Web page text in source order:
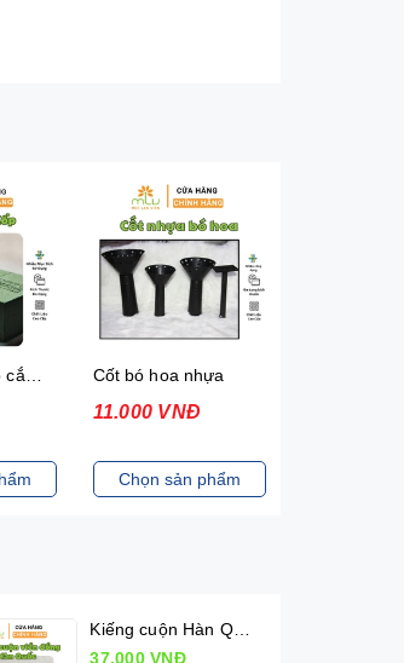
11.000 VNĐ
Đặt mua
Kiếng cuộn Hàn Quốc viền đồng (50cm x 10m)
37.000 VNĐ